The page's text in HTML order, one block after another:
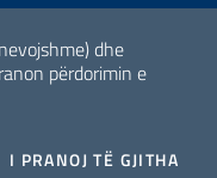
dhe
përdorimin e
I PRANOJ TË GJITHAI